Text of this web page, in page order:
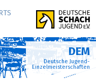
DEM
Deutsche Jugend-
Einzelmeisterschaften